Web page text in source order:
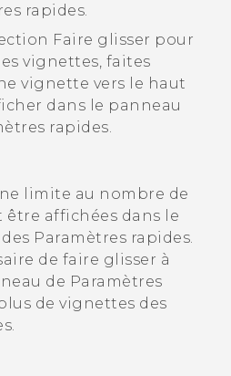
rapides.
Faire glisser pour
vignettes , faites
vignette vers le haut
dans le panneau
rapides.
limite au nombre de
affichées dans le
Paramètres rapides.
de faire glisser à
de Paramètres
de vignettes des